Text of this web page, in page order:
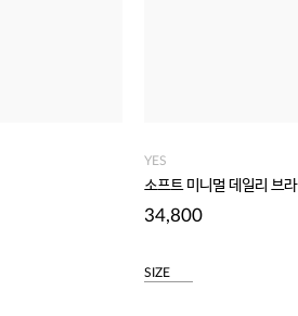
YES
소프트 미니멀 데일리 브라
34,800
SIZE